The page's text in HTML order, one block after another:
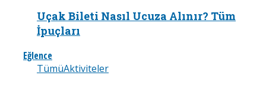
Uçak Bileti Nasıl Ucuza Alınır? Tüm
İpuçları
Eğlence
TümüAktiviteler